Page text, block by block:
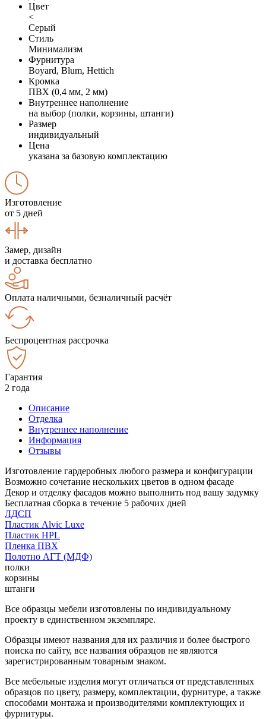
Цвет
<
Серый
Стиль
Минимализм
Фурнитура
Boyard, Blum, Hettich
Кромка
ПВХ (0,4 мм, 2 мм)
Внутреннее наполнение
на выбор (полки, корзины, штанги)
Размер
индивидуальный
Цена
указана за базовую комплектацию
Изготовление
от 5 дней
Замер, дизайн
и доставка бесплатно
Оплата наличными, безналичный расчёт
Беспроцентная рассрочка
Гарантия
2 года
Описание
Отделка
Внутреннее наполнение
Информация
Отзывы
Изготовление гардеробных любого размера и конфигурации
Возможно сочетание нескольких цветов в одном фасаде
Декор и отделку фасадов можно выполнить под вашу задумку
Бесплатная сборка в течение 5 рабочих дней
ЛДСП
Пластик Alvic Luxe
Пластик HPL
Пленка ПВХ
Полотно АГТ (МДФ)
полки
корзины
штанги
Все образцы мебели изготовлены по индивидуальному
проекту в единственном экземпляре.
Образцы имеют названия для их различия и более быстрого
поиска по сайту, все названия образцов не являются
зарегистрированным товарным знаком.
Все мебельные изделия могут отличаться от представленных
образцов по цвету, размеру, комплектации, фурнитуре, а также
способами монтажа и производителями комплектующих и
фурнитуры.